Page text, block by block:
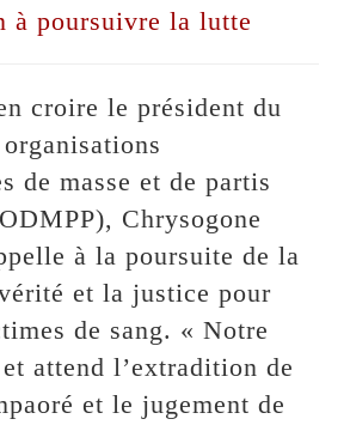
à poursuivre la lutte
croire le président du
de masse et de partis
Chrysogone
à la poursuite de la
et la justice pour
de sang. « Notre
attend l’extradition de
et le jugement de